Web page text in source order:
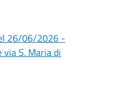
26/06/2026 -
S. Maria di